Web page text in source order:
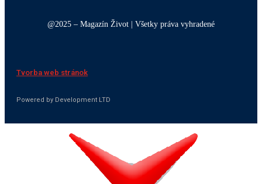
@2025 – Magazín Život | Všetky práva vyhradené
Tvorba web stránok
Powered by Development LTD